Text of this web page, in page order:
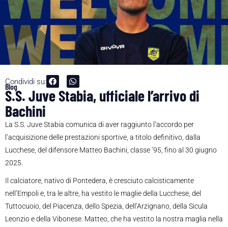
Condividi su:
Blog
S.S. Juve Stabia, ufficiale l’arrivo di
Bachini
La S.S. Juve Stabia comunica di aver raggiunto l’accordo per
l’acquisizione delle prestazioni sportive, a titolo definitivo, dalla
Lucchese, del difensore Matteo Bachini, classe ’95, fino al 30 giugno
2025.
Il calciatore, nativo di Pontedera, è cresciuto calcisticamente
nell’Empoli e, tra le altre, ha vestito le maglie della Lucchese, del
Tuttocuoio, del Piacenza, dello Spezia, dell’Arzignano, della Sicula
Leonzio e della Vibonese. Matteo, che ha vestito la nostra maglia nella